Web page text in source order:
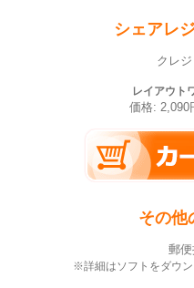
シェアレ
クレ
レイアウト
価格: 2,090
その他
郵便
※詳細はソフトをダウン